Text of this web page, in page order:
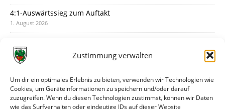
Zustimmung verwalten
Um dir ein optimales Erlebnis zu bieten, verwenden wir Technologien wie
Cookies, um Geräteinformationen zu speichern und/oder darauf
zuzugreifen. Wenn du diesen Technologien zustimmst, können wir Daten
wie das Surfverhalten oder eindeutige IDs auf dieser Website
4:1-Auswärtssieg zum Auftakt
1. August 2026
31. Juli 2026
30. Juli 2026
Deine Spielminute: 89+1
28. Juli 2026